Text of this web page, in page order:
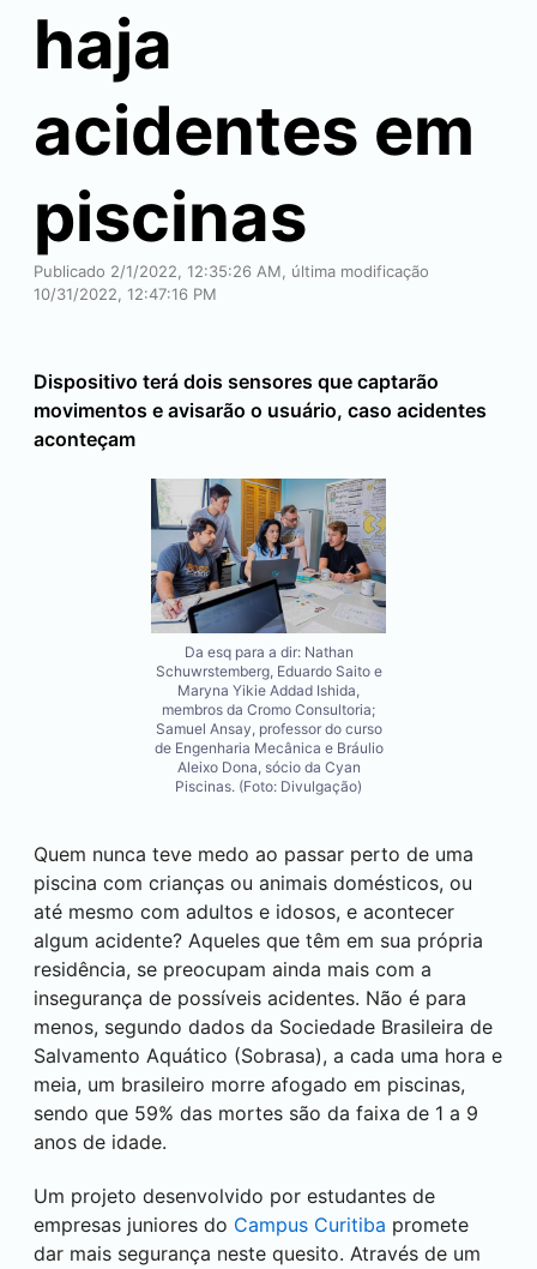
haja
acidentes em
piscinas
Publicado 2/1/2022, 12:35:26 AM, última modificação
10/31/2022, 12:47:16 PM
Dispositivo terá dois sensores que captarão
movimentos e avisarão o usuário, caso acidentes
aconteçam
Da esq para a dir: Nathan
Schuwrstemberg, Eduardo Saito e
Maryna Yikie Addad Ishida,
membros da Cromo Consultoria;
Samuel Ansay, professor do curso
de Engenharia Mecânica e Bráulio
Aleixo Dona, sócio da Cyan
Piscinas. (Foto: Divulgação)
Quem nunca teve medo ao passar perto de uma
piscina com crianças ou animais domésticos, ou
até mesmo com adultos e idosos, e acontecer
algum acidente? Aqueles que têm em sua própria
residência, se preocupam ainda mais com a
insegurança de possíveis acidentes. Não é para
menos, segundo dados da Sociedade Brasileira de
Salvamento Aquático (Sobrasa), a cada uma hora e
meia, um brasileiro morre afogado em piscinas,
sendo que 59% das mortes são da faixa de 1 a 9
anos de idade.
Um projeto desenvolvido por estudantes de
empresas juniores do Campus Curitiba promete
dar mais segurança neste quesito. Através de um